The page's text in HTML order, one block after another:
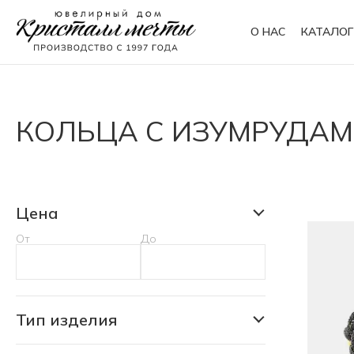
О НАС КАТАЛОГ
КОЛЬЦА С
Цена
От До
Тип изделия